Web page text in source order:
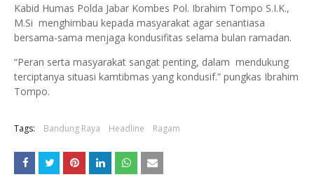
Kabid Humas Polda Jabar Kombes Pol. Ibrahim Tompo S.I.K.,
M.Si menghimbau kepada masyarakat agar senantiasa
bersama-sama menjaga kondusifitas selama bulan ramadan.
“Peran serta masyarakat sangat penting, dalam mendukung
terciptanya situasi kamtibmas yang kondusif.” pungkas Ibrahim
Tompo.
Tags: Bandung Raya Headline Ragam